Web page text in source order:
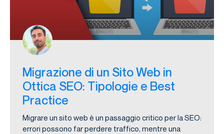
Migrazione di un Sito Web in
Ottica SEO: Tipologie e Best
Practice
Migrare un sito web è un passaggio critico per la SEO:
errori possono far perdere traffico, mentre una